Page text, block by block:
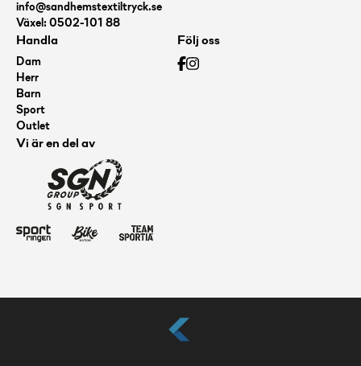
info@sandhemstextiltryck.se
Växel: 0502-101 88
Handla
Dam
Herr
Barn
Sport
Outlet
Följ oss
Vi är en del av